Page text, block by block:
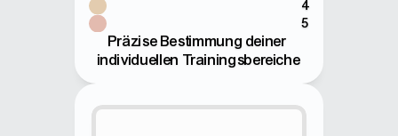
4
5
Präzise Bestimmung deiner
individuellen Trainingsbereiche